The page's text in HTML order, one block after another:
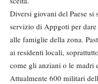
Diversi giovani del Paese si
servizio di Appgoti per
alle famiglie della zona.
ai residenti locali,
come gli anziani o le madri
Attualmente 600 militari